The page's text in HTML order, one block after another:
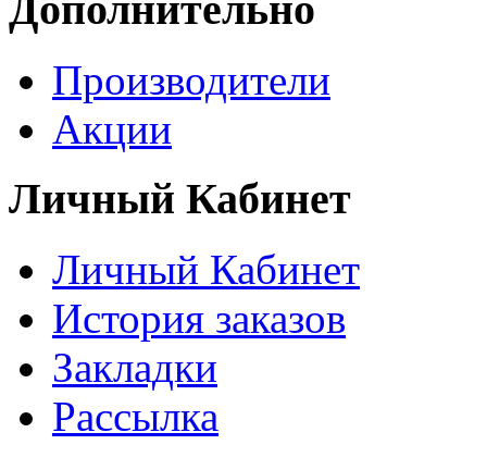
Производители
Акции
Личный Кабинет
Личный Кабинет
История заказов
Закладки
Рассылка